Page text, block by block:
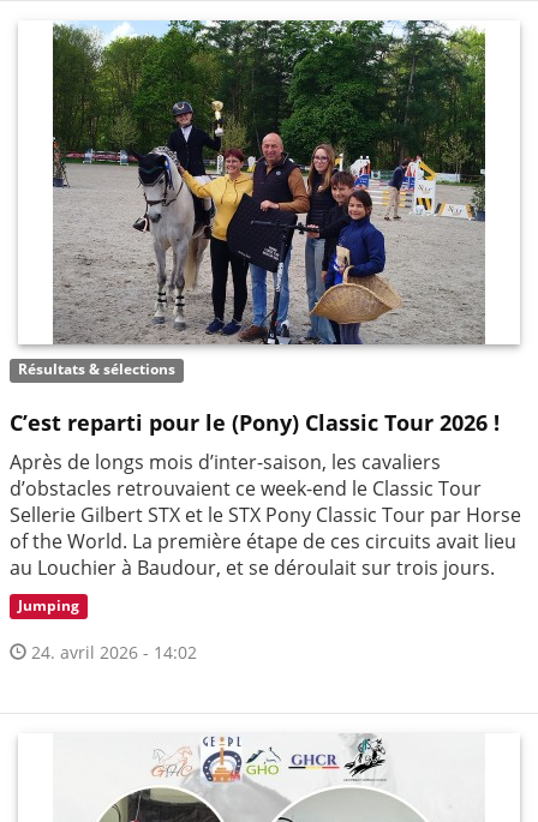
Résultats & sélections
C’est reparti pour le (Pony) Classic Tour 2026 !
Après de longs mois d’inter-saison, les cavaliers
d’obstacles retrouvaient ce week-end le Classic Tour
Sellerie Gilbert STX et le STX Pony Classic Tour par Horse
of the World. La première étape de ces circuits avait lieu
au Louchier à Baudour, et se déroulait sur trois jours.
Jumping
24. avril 2026 - 14:02